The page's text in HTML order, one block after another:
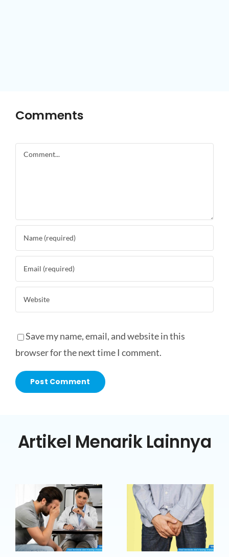
Comments
Comment
Save my name, email, and website in this
browser for the next time I comment.
Artikel Menarik Lainnya